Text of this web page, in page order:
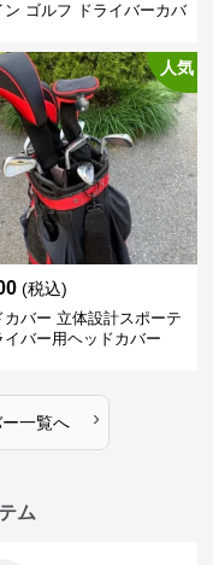
ン ゴルフ ドライバーカバ
人気
(税込)
カバー 立体設計スポーテ
イバー用ヘッドカバー
一覧へ ›
ム